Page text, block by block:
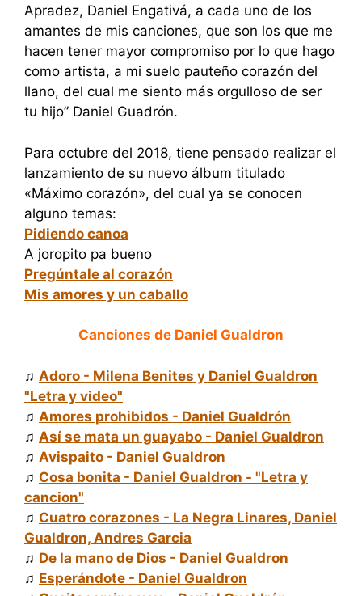
Apradez, Daniel Engativá, a cada uno de los
amantes de mis canciones, que son los que me
hacen tener mayor compromiso por lo que hago
como artista, a mi suelo pauteño corazón del
llano, del cual me siento más orgulloso de ser
tu hijo” Daniel Guadrón.
Para octubre del 2018, tiene pensado realizar el
lanzamiento de su nuevo álbum titulado
«Máximo corazón», del cual ya se conocen
alguno temas:
Pidiendo canoa
A joropito pa bueno
Pregúntale al corazón
Mis amores y un caballo
Canciones de Daniel Gualdron
♫ Adoro - Milena Benites y Daniel Gualdron
"Letra y video"
♫ Amores prohibidos - Daniel Gualdrón
♫ Así se mata un guayabo - Daniel Gualdron
♫ Avispaito - Daniel Gualdron
♫ Cosa bonita - Daniel Gualdron - "Letra y
cancion"
♫ Cuatro corazones - La Negra Linares, Daniel
Gualdron, Andres Garcia
♫ De la mano de Dios - Daniel Gualdron
♫ Esperándote - Daniel Gualdron